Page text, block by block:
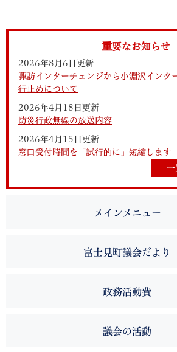
重要なお知らせ
2026年8月6日更新
諏訪インターチェンジから小淵沢インタ
行止めについて
2026年4月18日更新
防災行政無線の放送内容
2026年4月15日更新
窓口受付時間を「試行的に」短縮します
一
メインメニュー
富士見町議会だより
政務活動費
議会の活動